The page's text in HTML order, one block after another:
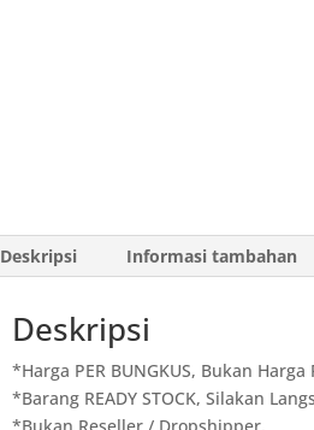
Deskripsi Informasi tambahan
Deskripsi
*Harga PER BUNGKUS, Bukan
*Barang READY STOCK, Silakan